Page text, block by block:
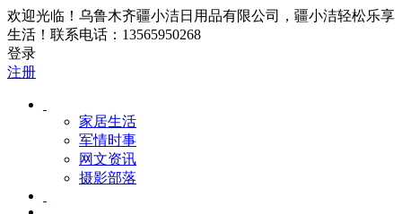
欢迎光临！乌鲁木齐疆小洁日用品有限公司，疆小洁轻松乐享
生活！联系电话：13565950268
登录
注册
家居生活
军情时事
网文资讯
摄影部落